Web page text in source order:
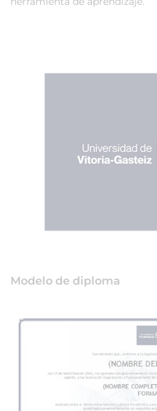
Modelo de diploma